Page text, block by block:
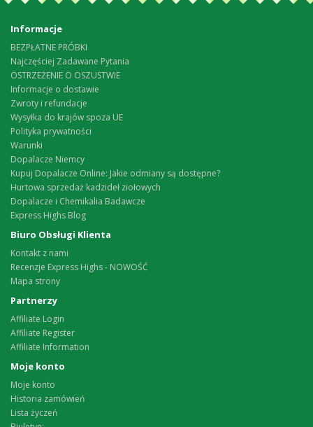
Informacje
BEZPŁATNE PRÓBKI
Najczęściej Zadawane Pytania
OSTRZEŻENIE O OSZUSTWIE
Informacje o dostawie
Zwroty i refundacje
Wysyłka do krajów spoza UE
Polityka prywatności
Warunki
Dopalacze Niemcy
Kupuj Dopalacze Online: Jakie odmiany są dostępne?
Hurtowa sprzedaż kadzideł ziołowych
Dopalacze i Chemikalia Badawcze
Express Highs Blog
Biuro Obsługi Klienta
Kontakt z nami
Recenzje Express Highs - NOWOŚĆ
Mapa strony
Partnerzy
Affiliate Login
Affiliate Register
Affiliate Information
Moje konto
Moje konto
Historia zamówień
Lista życzeń